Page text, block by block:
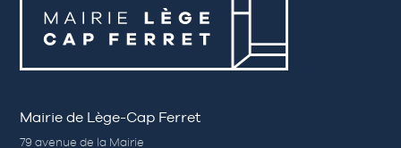
Mairie de Lège-Cap Ferret
79 avenue de la Mairie